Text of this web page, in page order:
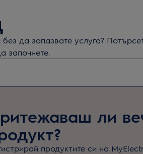
да запазвате услуга?
започнете.
ли
продуктите си на